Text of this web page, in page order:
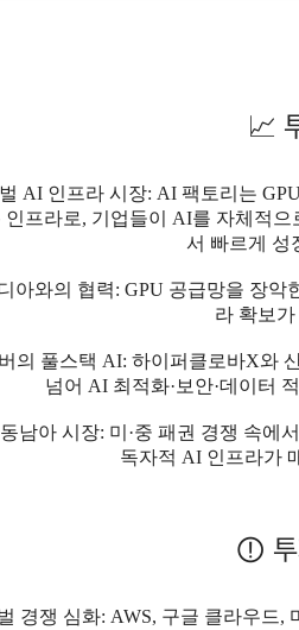
📈
AI 인프라 시장: AI 팩토리는
인프라로, 기업들이 AI를 자체적으
서 빠르게 성
아와의 협력: GPU 공급망을 장악
라 확보
의 풀스택 AI: 하이퍼클로바X와
넘어 AI 최적화·보안·데이터
동남아 시장: 미·중 패권 경쟁 속에
독자적 AI 인프라가
⚠️ 투
경쟁 심화: AWS, 구글 클라우드,